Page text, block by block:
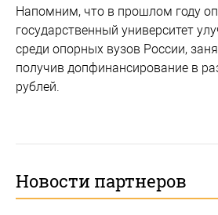
Напомним, что в прошлом году
государственный университет
среди опорных вузов России,
получив допфинансирование в
рублей.
Новости партнеров